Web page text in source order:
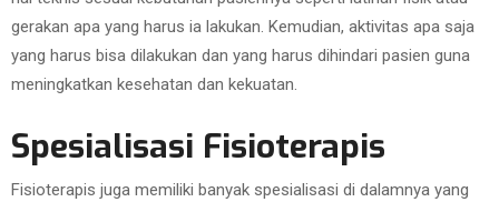
gerakan apa yang harus ia lakukan. Kemudian, aktivitas apa saja
yang harus bisa dilakukan dan yang harus dihindari pasien guna
meningkatkan kesehatan dan kekuatan.
Spesialisasi Fisioterapis
Fisioterapis juga memiliki banyak spesialisasi di dalamnya yang